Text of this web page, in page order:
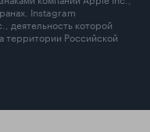
Instagram
деятельность которой
территории Российской